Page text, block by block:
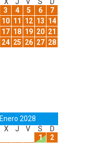
3 4 5 6
7
10 11 12 13 14
17 18 19 20 21
24 25 26 27 28
Enero 2028
X J V S
D
1
2